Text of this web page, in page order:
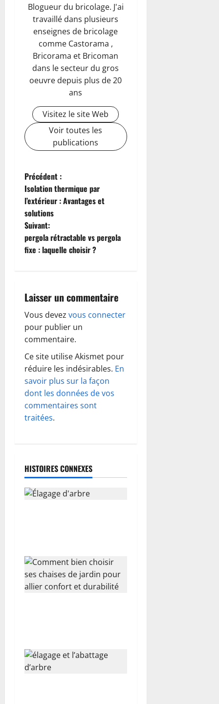
Blogueur du bricolage. J'ai
travaillé dans plusieurs
enseignes de bricolage
comme Castorama ,
Bricorama et Bricoman
dans le secteur du gros
oeuvre depuis plus de 20
ans
Visitez le site Web
Voir toutes les
publications
N
a
v
i
t
i
o
n
d
’
a
t
i
Précédent :
Isolation thermique par
l’extérieur : Avantages et
solutions
Suivant:
pergola rétractable vs pergola
fixe : laquelle choisir ?
Laisser un commentaire
Vous devez vous connecter
pour publier un
commentaire.
Ce site utilise Akismet pour
réduire les indésirables. En
savoir plus sur la façon
dont les données de vos
commentaires sont
traitées.
HISTOIRES CONNEXES